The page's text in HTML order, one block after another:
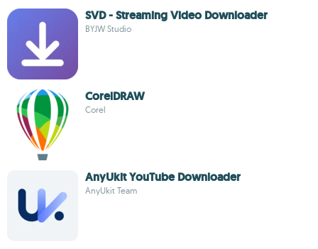
SVD - Streaming Video Downloader
BYJW Studio
CorelDRAW
Corel
AnyUkit YouTube Downloader
AnyUkit Team